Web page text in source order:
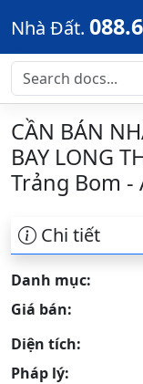
Skip to main
Nhà Đất.
CẦN BÁN
BAY LONG
Trảng Bom -
Chi tiết
Danh mục:
Giá bán:
Diện tích:
Pháp lý: